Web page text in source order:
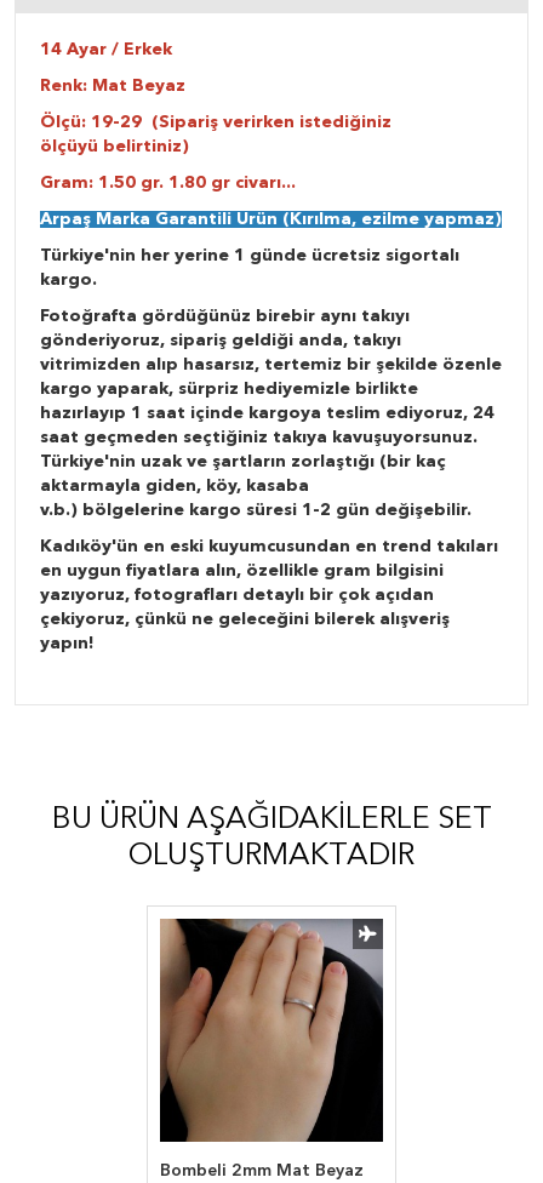
14 Ayar / Erkek
Renk: Mat Beyaz
Ölçü: 19-29 (Sipariş verirken istediğiniz
ölçüyü belirtiniz)
Gram: 1.50 gr. 1.80 gr civarı...
Arpaş Marka Garantili Ürün (Kırılma, ezilme yapmaz)
Türkiye'nin her yerine 1 günde ücretsiz sigortalı
kargo.
Fotoğrafta gördüğünüz birebir aynı takıyı
gönderiyoruz, sipariş geldiği anda, takıyı
vitrimizden alıp hasarsız, tertemiz bir şekilde özenle
kargo yaparak, sürpriz hediyemizle birlikte
hazırlayıp 1 saat içinde kargoya teslim ediyoruz, 24
saat geçmeden seçtiğiniz takıya kavuşuyorsunuz.
Türkiye'nin uzak ve şartların zorlaştığı (bir kaç
aktarmayla giden, köy, kasaba
v.b.) bölgelerine kargo süresi 1-2 gün değişebilir.
Kadıköy'ün en eski kuyumcusundan en trend takıları
en uygun fiyatlara alın, özellikle gram bilgisini
yazıyoruz, fotografları detaylı bir çok açıdan
çekiyoruz, çünkü ne geleceğini bilerek alışveriş
yapın!
BU ÜRÜN AŞAĞIDAKILERLE SET
OLUŞTURMAKTADIR
Bombeli 2mm Mat Beyaz